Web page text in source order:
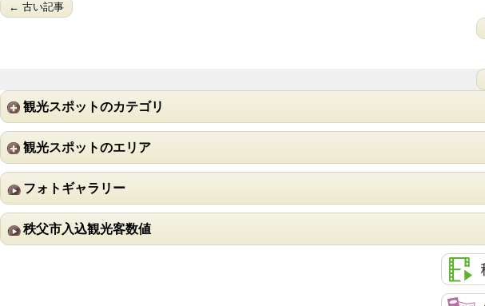
← 古い記事
観光スポットのカテゴリ
観光スポットのエリア
フォトギャラリー
秩父市入込観光客数値